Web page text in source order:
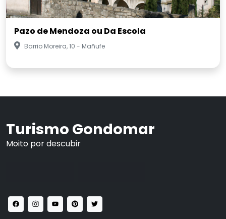
Pazo de Mendoza ou Da Escola
Barrio Moreira, 10 - Mañufe
Turismo Gondomar
Moito por descubir